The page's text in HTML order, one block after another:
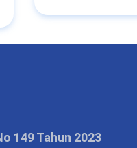
149 Tahun 2023